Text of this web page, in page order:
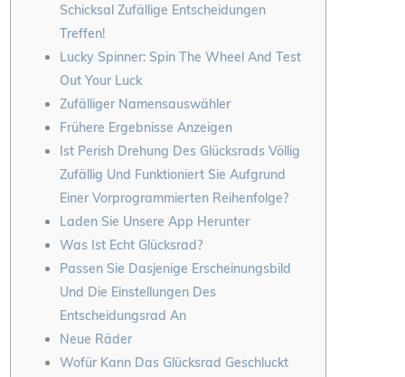
Schicksal Zufällige Entscheidungen
Treffen!
Lucky Spinner: Spin The Wheel And Test
Out Your Luck
Zufälliger Namensauswähler
Frühere Ergebnisse Anzeigen
Ist Perish Drehung Des Glücksrads Völlig
Zufällig Und Funktioniert Sie Aufgrund
Einer Vorprogrammierten Reihenfolge?
Laden Sie Unsere App Herunter
Was Ist Echt Glücksrad?
Passen Sie Dasjenige Erscheinungsbild
Und Die Einstellungen Des
Entscheidungsrad An
Neue Räder
Wofür Kann Das Glücksrad Geschluckt